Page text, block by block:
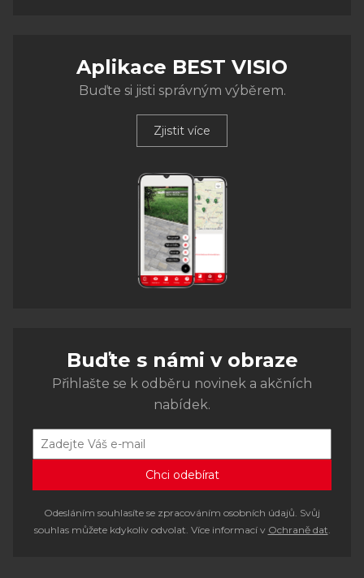
Aplikace BEST VISIO
Buďte si jisti správným výběrem.
Zjistit více
Buďte s námi v obraze
Přihlašte se k odběru novinek a akčních
nabídek.
Odesláním souhlasíte se zpracováním osobních údajů. Svůj
souhlas můžete kdykoliv odvolat. Více informací v Ochraně dat.